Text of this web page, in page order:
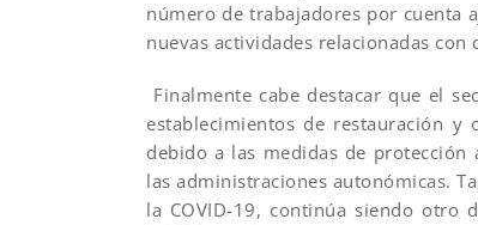
número de trabajadores por cuenta
nuevas actividades relacionadas
Finalmente cabe destacar que el
establecimientos de restauración
debido a las medidas de
las administraciones autonómicas.
la COVID-19, continúa siendo otro